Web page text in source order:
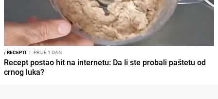
/RECEPTI I PRIJE 1 DAN
Recept postao hit na internetu: Da li ste probali paštetu od
crnog luka?